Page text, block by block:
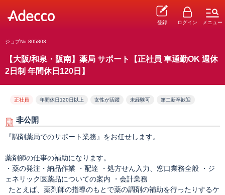
登録 ログイン メニュー
ジョブNo.805803
【大阪/和泉・阪南】薬局 サポート【正社員 車通勤OK 週休
2日制 年間休日120日】
正社員 年間休日120日以上 女性が活躍 未経験可 第二新卒歓迎
非公開
『調剤薬局でのサポート業務』をお任せします。
薬剤師の仕事の補助になります。
・薬の発注・納品作業 ・配達 ・処方せん入力、窓口業務全般 ・ジ
ェネリック医薬品についての案内 ・会計業務
たとえば、薬剤師の指導のもとで薬の調剤の補助を行ったりするケ